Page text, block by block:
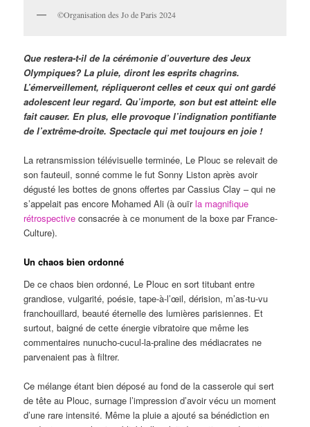
©Organisation des Jo de Paris 2024
Que restera-t-il de la cérémonie d’ouverture des Jeux
Olympiques? La pluie, diront les esprits chagrins.
L’émerveillement, répliqueront celles et ceux qui ont gardé
adolescent leur regard. Qu’importe, son but est atteint: elle
fait causer. En plus, elle provoque l’indignation pontifiante
de l’extrême-droite. Spectacle qui met toujours en joie !
La retransmission télévisuelle terminée, Le Plouc se relevait de
son fauteuil, sonné comme le fut Sonny Liston après avoir
dégusté les bottes de gnons offertes par Cassius Clay – qui ne
s’appelait pas encore Mohamed Ali (à ouïrla magnifique
rétrospective consacrée à ce monument de la boxe par France-
Culture).
Un chaos bien ordonné
De ce chaos bien ordonné, Le Plouc en sort titubant entre
grandiose, vulgarité, poésie, tape-à-l’œil, dérision, m’as-tu-vu
franchouillard, beauté éternelle des lumières parisiennes. Et
surtout, baigné de cette énergie vibratoire que même les
commentaires nunucho-cucul-la-praline des médiacrates ne
parvenaient pas à filtrer.
Ce mélange étant bien déposé au fond de la casserole qui sert
de tête au Plouc, surnage l’impression d’avoir vécu un moment
d’une rare intensité. Même la pluie a ajouté sa bénédiction en